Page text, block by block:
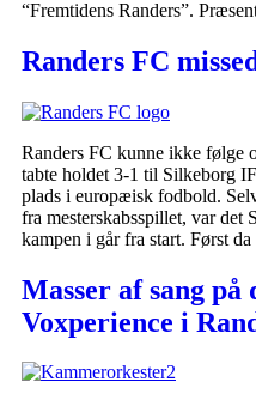
“Fremtidens Randers”.
Randers FC
Randers FC kunne ikke følge
tabte holdet 3-1 til Silkeborg
plads i europæisk fodbold.
fra mesterskabsspillet, var det
kampen i går fra start. Først
Masser af sang på
Voxperience i